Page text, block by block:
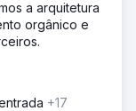
a arquitetura
orgânico e
+17